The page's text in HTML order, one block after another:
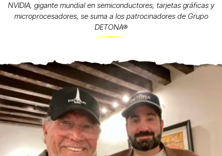
NVIDIA, gigante mundial en semiconductores, tarjetas gráficas y
microprocesadores, se suma a los patrocinadores de Grupo
DETONA®